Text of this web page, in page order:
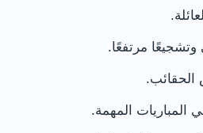
مرتفعًا.
المباريات المهمة.